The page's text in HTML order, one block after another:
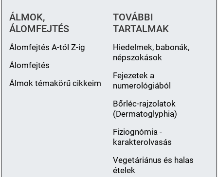
ÁLMOK,
ÁLOMFEJTÉS
Álomfejtés A-tól Z-ig
Álomfejtés
Álmok témakörű cikkeim
TOVÁBBI
TARTALMAK
Hiedelmek, babonák,
népszokások
Fejezetek a
numerológiából
Bőrléc-rajzolatok
(Dermatoglyphia)
Fiziognómia -
karakterolvasás
Vegetáriánus és halas
ételek